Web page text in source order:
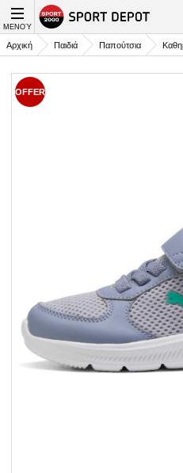
ΜΕΝΟΎ
Αρχική Παιδιά Παπούτσια
OFFER